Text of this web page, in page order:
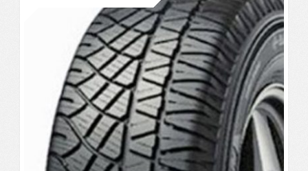
precio
original
era:
$987.900.
precio
actual
es:
$889.900.